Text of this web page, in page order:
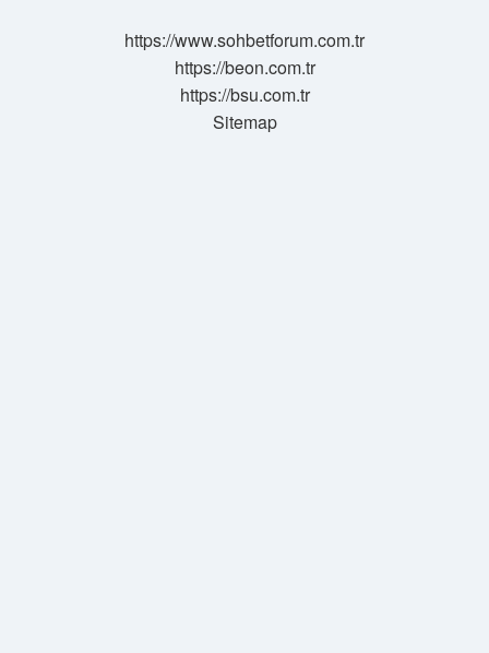
https://www.sohbetforum.com.tr
https://beon.com.tr
https://bsu.com.tr
Sitemap